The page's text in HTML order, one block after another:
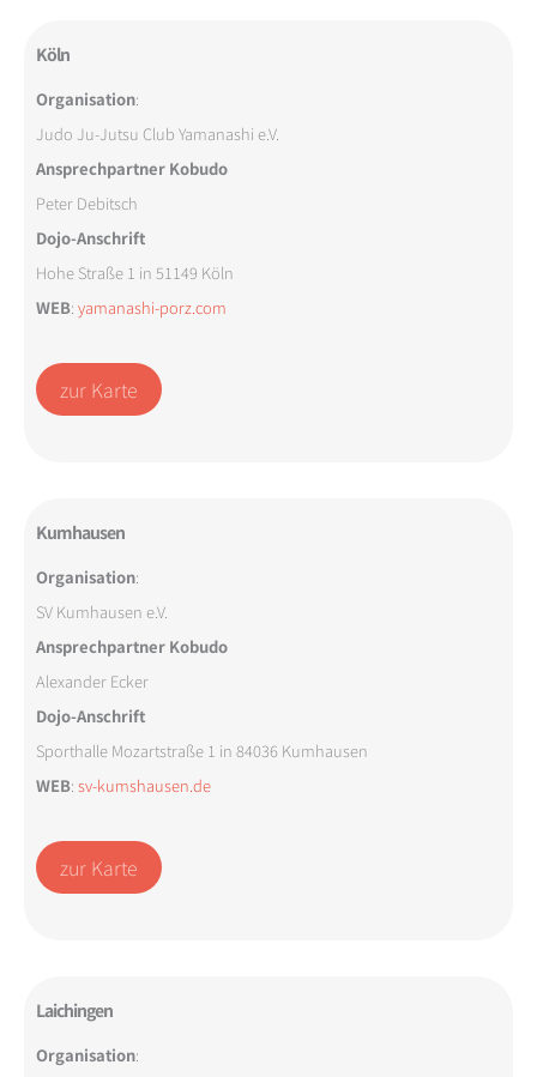
Köln
Organisation:
Judo Ju-Jutsu Club Yamanashi e.V.
Ansprechpartner Kobudo
Peter Debitsch
Dojo-Anschrift
Hohe Straße 1 in 51149 Köln
WEB: yamanashi-porz.com
zur Karte
Kumhausen
Organisation:
SV Kumhausen e.V.
Ansprechpartner Kobudo
Alexander Ecker
Dojo-Anschrift
Sporthalle Mozartstraße 1 in 84036 Kumhausen
WEB: sv-kumshausen.de
zur Karte
Laichingen
Organisation: